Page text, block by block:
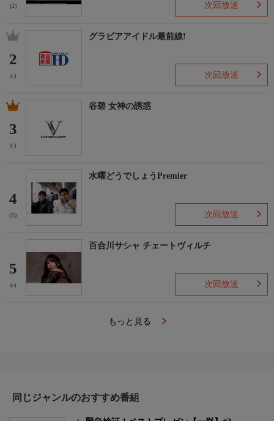
(2) 次回放送
2
(-)
グラビアアイドル最前線!
次回放送
3
(-)
谷碧 女神の誘惑
4
(5)
水曜どうでしょうPremier
次回放送
5
(-)
百合川サシャ チェートヴィルチ
次回放送
もっと見る
同じジャンルのおすすめ番組